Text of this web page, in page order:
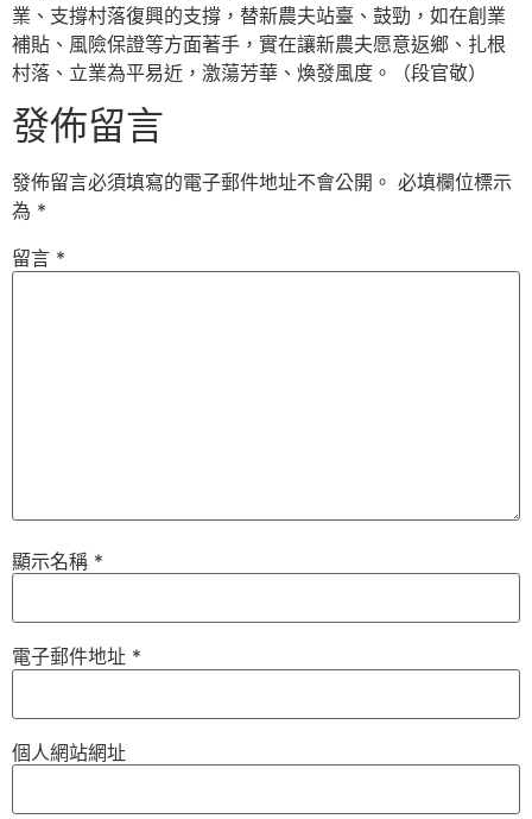
業、支撐村落復興的支撐，替新農夫站臺、鼓勁，如在創業
補貼、風險保證等方面著手，實在讓新農夫愿意返鄉、扎根
村落、立業為平易近，激蕩芳華、煥發風度。（段官敬）
發佈留言
發佈留言必須填寫的電子郵件地址不會公開。 必填欄位標示
為 *
留言 *
顯示名稱 *
電子郵件地址 *
個人網站網址